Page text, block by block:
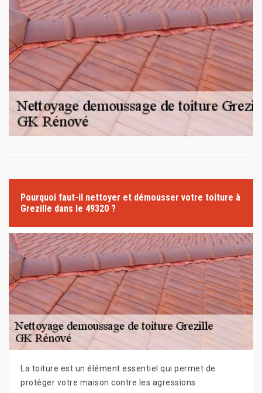
Pourquoi faut-il nettoyer et démousser votre toiture à
Grezille dans le 49320 ?
La toiture est un élément essentiel qui permet de
protéger votre maison contre les agressions